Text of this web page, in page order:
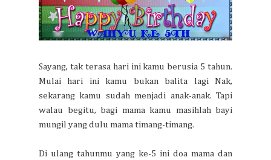
Sayang, tak terasa hari ini kamu berusia 5 tahun.
Mulai hari ini kamu bukan balita lagi Nak,
sekarang kamu sudah menjadi anak-anak. Tapi
walau begitu, bagi mama kamu masihlah bayi
mungil yang dulu mama timang-timang.
Di ulang tahunmu yang ke-5 ini doa mama dan